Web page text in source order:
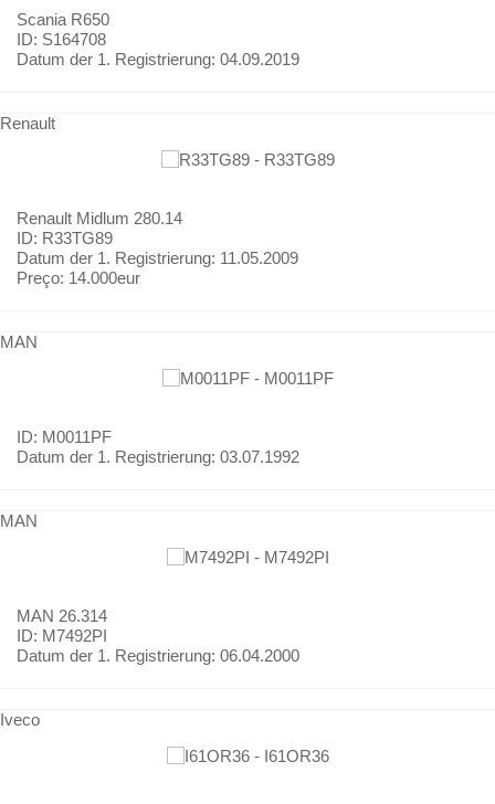
Scania R650
ID: S164708
Datum der 1. Registrierung: 04.09.2019
Renault
Renault Midlum 280.14
ID: R33TG89
Datum der 1. Registrierung: 11.05.2009
Preço: 14.000eur
MAN
ID: M0011PF
Datum der 1. Registrierung: 03.07.1992
MAN
MAN 26.314
ID: M7492PI
Datum der 1. Registrierung: 06.04.2000
Iveco